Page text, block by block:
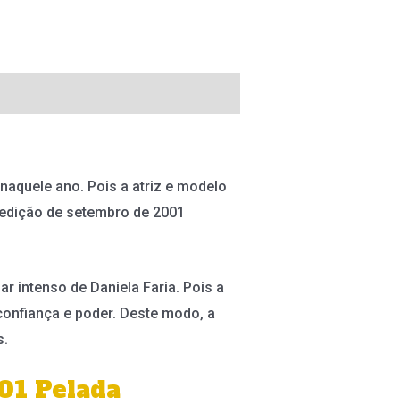
ano. Pois a atriz e modelo
de setembro de 2001
intenso de Daniela Faria. Pois a
e poder. Deste modo, a
Pelada